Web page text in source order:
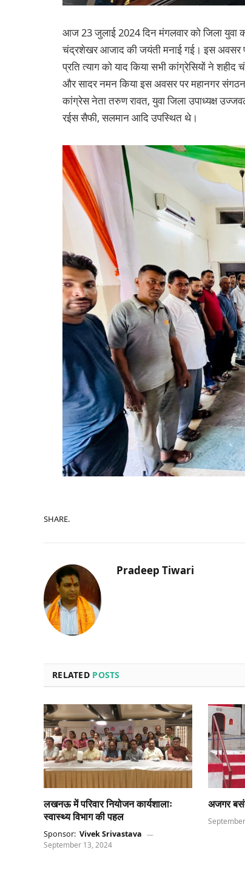
आज 23 जुलाई 2024 दिन मंगलवार को जिला युवा
चंद्रशेखर आजाद की जयंती मनाई गई। इस
प्रति त्याग को याद किया सभी कांग्रेसियों ने
और सादर नमन किया इस अवसर पर महानगर संगठन
कांग्रेस नेता तरुण रावत, युवा जिला उपाध्यक्ष
रईस सैफी, सलमान आदि उपस्थित थे।
SHARE.
Pradeep Tiwari
RELATED POSTS
लखनऊ में परिवार नियोजन कार्यशालाः
स्वास्थ्य विभाग की पहल
Sponsor: Vivek Srivastava
September 13, 2024
अजगर